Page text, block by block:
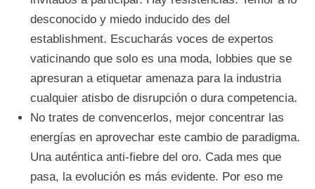
desconocido y miedo inducido des del
establishment. Escucharás voces de expertos
vaticinando que solo es una moda, lobbies que se
apresuran a etiquetar amenaza para la industria
cualquier atisbo de disrupción o dura competencia.
No trates de convencerlos, mejor concentrar las
energías en aprovechar este cambio de paradigma.
Una auténtica anti-fiebre del oro. Cada mes que
pasa, la evolución es más evidente. Por eso me